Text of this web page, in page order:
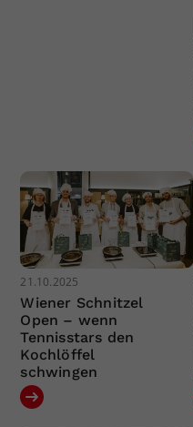
21.10.2025
Wiener Schnitzel
Open – wenn
Tennisstars den
Kochlöffel
schwingen